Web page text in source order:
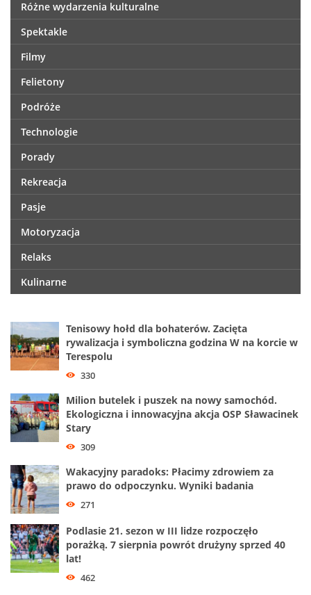
Różne wydarzenia kulturalne
Spektakle
Filmy
Felietony
Podróże
Technologie
Porady
Rekreacja
Pasje
Motoryzacja
Relaks
Kulinarne
Tenisowy hołd dla bohaterów. Zacięta
rywalizacja i symboliczna godzina W na korcie w
Terespolu
330
Milion butelek i puszek na nowy samochód.
Ekologiczna i innowacyjna akcja OSP Sławacinek
Stary
309
Wakacyjny paradoks: Płacimy zdrowiem za
prawo do odpoczynku. Wyniki badania
271
Podlasie 21. sezon w III lidze rozpoczęło
porażką. 7 sierpnia powrót drużyny sprzed 40
lat!
462